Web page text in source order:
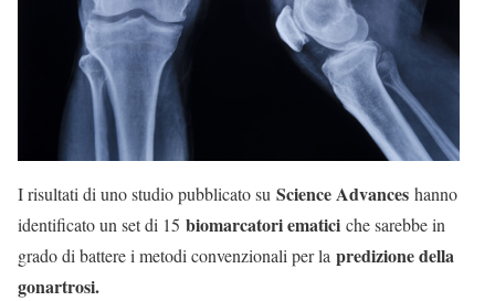
I risultati di uno studio pubblicato su Science Advances hanno
identificato un set di 15 biomarcatori ematici che sarebbe in
grado di battere i metodi convenzionali per la predizione della
gonartrosi.